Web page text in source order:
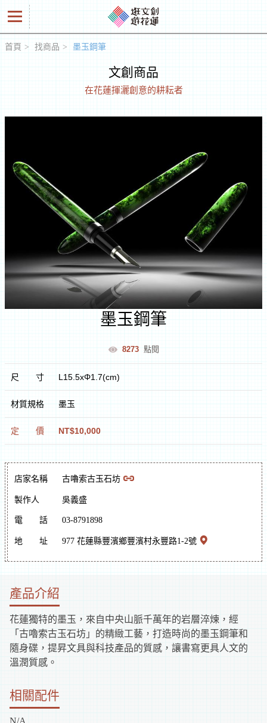
品
意
作
室
創
遊
花
文
體
逛
補
資
訊
首頁 找商品 墨玉鋼筆
文創商品
在花蓮揮灑創意的耕耘者
墨玉鋼筆
8273 點閱
尺寸 L15.5xΦ1.7(cm)
材質規格 墨玉
定價 NT$10,000
店家名稱 古嚕索古玉石坊
製作人 吳義盛
電話 03-8791898
地址 977 花蓮縣豐濱鄉豐濱村永豐路1-2號
產品介紹
花蓮獨特的墨玉，來自中央山脈千萬年的岩層淬煉，經
「古嚕索古玉石坊」的精緻工藝，打造時尚的墨玉鋼筆和
隨身碟，提昇文具與科技產品的質感，讓書寫更具人文的
溫潤質感。
相關配件
N/A